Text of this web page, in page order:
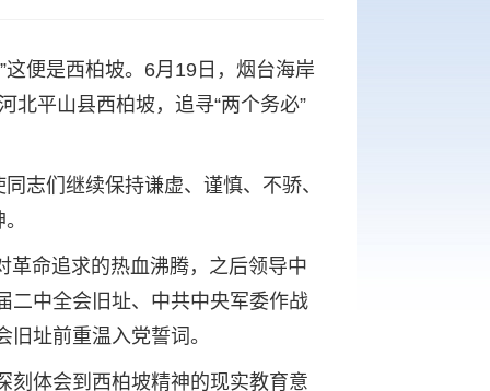
便是西柏坡。6月19日，烟台海岸
平山县西柏坡，追寻“两个务必”
志们继续保持谦虚、谨慎、不骄、
革命追求的热血沸腾，之后领导中
二中全会旧址、中共中央军委作战
址前重温入党誓词。
刻体会到西柏坡精神的现实教育意